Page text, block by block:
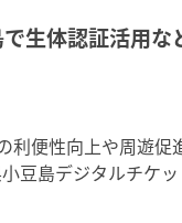
生体認証活用な
利便性向上や周遊促
豆島デジタルチケ